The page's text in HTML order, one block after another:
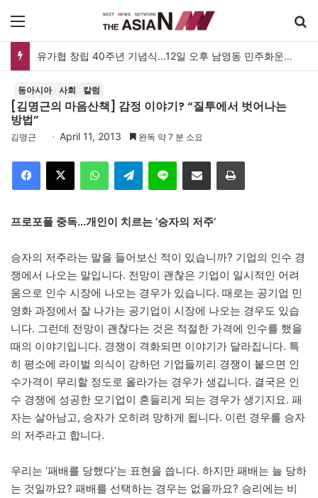
유가협 창립 40주년 기념식…12일 오후 남영동 민주화운동기념관
동아시아 사회 칼럼
[김명근의 마음산책] 감정 이야기? “질투에서 벗어나는
방법”
김명근 April 11, 2013 완독 약 7 분 소요
Telegram 이메일
프로포폴 중독…개인이 치르는 ‘승자의 저주’
승자의 저주라는 말을 들어보신 적이 있습니까? 기업의 인수 경
쟁에서 나오는 말입니다. 전망이 괜찮은 기업이 일시적인 어려
움으로 인수 시장에 나오는 경우가 있습니다. 때로는 공기업 민
영화 과정에서 잘 나가는 공기업이 시장에 나오는 경우도 있습
니다. 그런데 전망이 괜찮다는 것은 적절한 가격에 인수를 했을
때의 이야기입니다. 경쟁이 격화되면 이야기가 달라집니다. 특
히 평소에 라이벌 의식이 강하던 기업들끼리 경쟁이 붙으면 인
수가격이 무리할 정도로 올라가는 경우가 생깁니다. 결국은 인
수 경쟁에 성공한 모기업이 흔들리게 되는 경우가 생기지요. 패
자는 살아남고, 승자가 오히려 망하게 됩니다. 이런 경우를 승자
의 저주라고 합니다.
우리는 ‘패배를 당했다’는 표현을 씁니다. 하지만 패배는 늘 당하
는 것일까요? 패배를 선택하는 경우는 없을까요? 승리에는 비